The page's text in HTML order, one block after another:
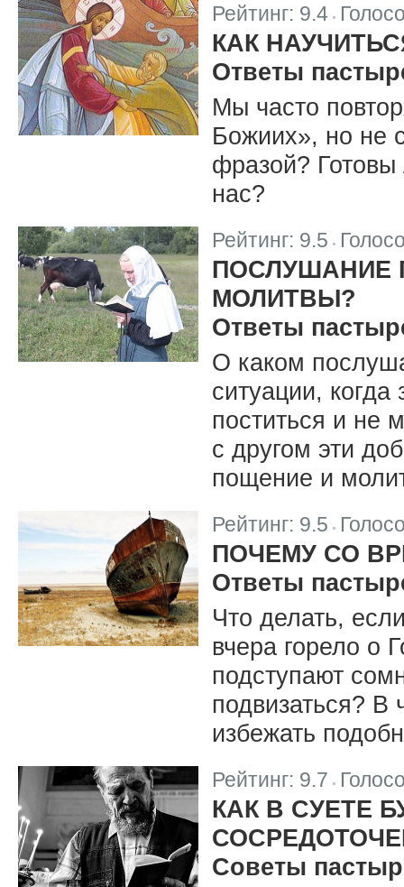
Рейтинг: 9.4 |
КАК
Ответы
Мы часто
Божиих», но не
фразой?
нас?
Рейтинг: 9.5
ПОСЛУШАНИЕ
МОЛИТВЫ?
Ответы
О каком
ситуации,
поститься и не
с другом эти
пощение и
Рейтинг: 9.5
ПОЧЕМУ СО
Ответы
Что делать,
вчера горело о
подступают
подвизаться? В
избежать
Рейтинг: 9.7
КАК В СУЕТЕ
Советы